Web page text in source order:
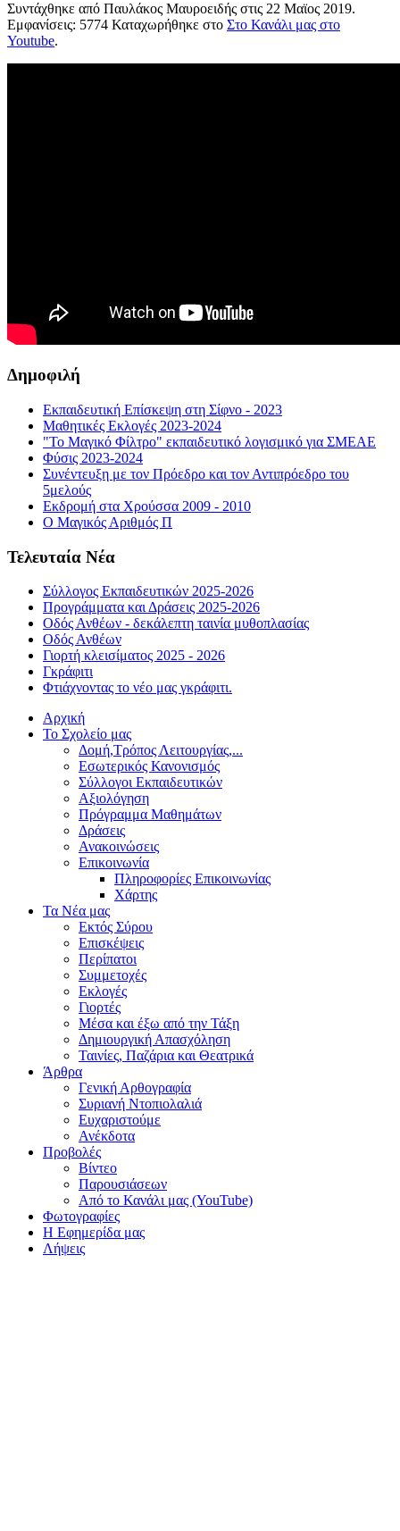
Συντάχθηκε από Παυλάκος Μαυροειδής στις 22 Μαϊος 2019.
Εμφανίσεις: 5774 Καταχωρήθηκε στο Στο Κανάλι μας στο
Youtube.
Δημοφιλή
Εκπαιδευτική Επίσκεψη στη Σίφνο - 2023
Μαθητικές Εκλογές 2023-2024
"Το Μαγικό Φίλτρο" εκπαιδευτικό λογισμικό για ΣΜΕΑΕ
Φύσις 2023-2024
Συνέντευξη με τον Πρόεδρο και τον Αντιπρόεδρο του
5μελούς
Εκδρομή στα Χρούσσα 2009 - 2010
Ο Μαγικός Αριθμός Π
Τελευταία Νέα
Σύλλογος Εκπαιδευτικών 2025-2026
Προγράμματα και Δράσεις 2025-2026
Οδός Ανθέων - δεκάλεπτη ταινία μυθοπλασίας
Οδός Ανθέων
Γιορτή κλεισίματος 2025 - 2026
Γκράφιτι
Φτιάχνοντας το νέο μας γκράφιτι.
Αρχική
Το Σχολείο μας
Δομή,Τρόπος Λειτουργίας,...
Εσωτερικός Κανονισμός
Σύλλογοι Εκπαιδευτικών
Αξιολόγηση
Πρόγραμμα Μαθημάτων
Δράσεις
Ανακοινώσεις
Επικοινωνία
Πληροφορίες Επικοινωνίας
Χάρτης
Τα Νέα μας
Εκτός Σύρου
Επισκέψεις
Περίπατοι
Συμμετοχές
Εκλογές
Γιορτές
Μέσα και έξω από την Τάξη
Δημιουργική Απασχόληση
Ταινίες, Παζάρια και Θεατρικά
Άρθρα
Γενική Αρθογραφία
Συριανή Ντοπιολαλιά
Ευχαριστούμε
Ανέκδοτα
Προβολές
Βίντεο
Παρουσιάσεων
Από το Κανάλι μας (YouTube)
Φωτογραφίες
Η Εφημερίδα μας
Λήψεις